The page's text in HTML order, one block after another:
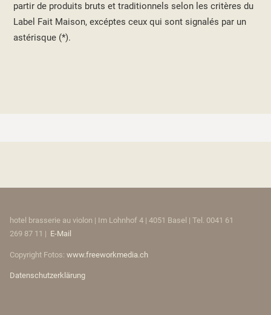
partir de produits bruts et traditionnels selon les critères du
Label Fait Maison, excéptes ceux qui sont signalés par un
astérisque (*).
hotel brasserie au violon | Im Lohnhof 4 | 4051 Basel | Tel. 0041 61
269 87 11 | E-Mail
Copyright Fotos: www.freeworkmedia.ch
Datenschutzerklärung